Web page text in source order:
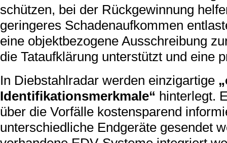
schützen, bei der Rückgewinnung
geringeres Schadenaufkommen
eine objektbezogene Ausschreibung
die Tataufklärung unterstützt und eine
In Diebstahlradar werden einzigartige
Identifikationsmerkmale“ hinterlegt.
über die Vorfälle kostensparend
unterschiedliche Endgeräte gesendet